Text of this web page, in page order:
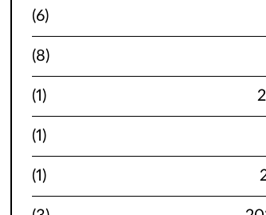
(6)
(8)
(1)
(1)
(1)